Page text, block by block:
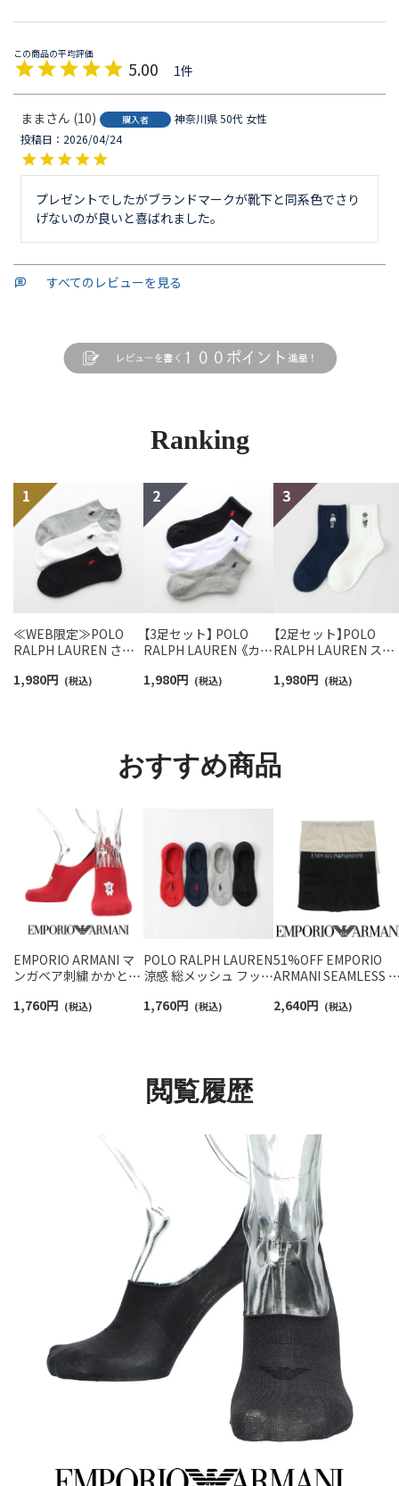
5.00 1
まま 10 購入者 神奈川県50代 女性
投稿日
2026/04/24
プレゼントでしたがブランドマークが靴下と同系色でさり
げないのが良いと喜ばれました。
すべてのレビューを見る
Ranking
≪WEB限定≫POLO
RALPH LAUREN さら
スニーカー丈ソックス
1,980円 (税込)
【3足セット】 POLO
RALPH LAUREN 《カラ
ンポイントソックス シ
1,980円 (税込)
【2足セット】POLO
RALPH LAUREN スタ
ロベア オーガニック
1,980円 (税込)
おすすめ商品
EMPORIO ARMANI マ
ンガベア刺繍 かかと滑
ー メンズ 02322371
1,760円 (税込)
POLO RALPH LAUREN
涼感 総メッシュ フット
付き 02022321
1,760円 (税込)
51%OFF EMPORIO
ARMANI SEAMLESS
ツ 前閉じ EUサイズ メ
2,640円 (税込)
閲覧履歴